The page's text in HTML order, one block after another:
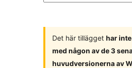
Det här tillägget har
med någon av de 3
huvudversionerna av